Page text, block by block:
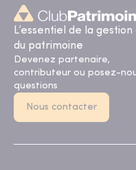
L’essentiel de la
du patrimoine
Devenez partenaire,
contributeur ou posez-
questions
Nous contacter